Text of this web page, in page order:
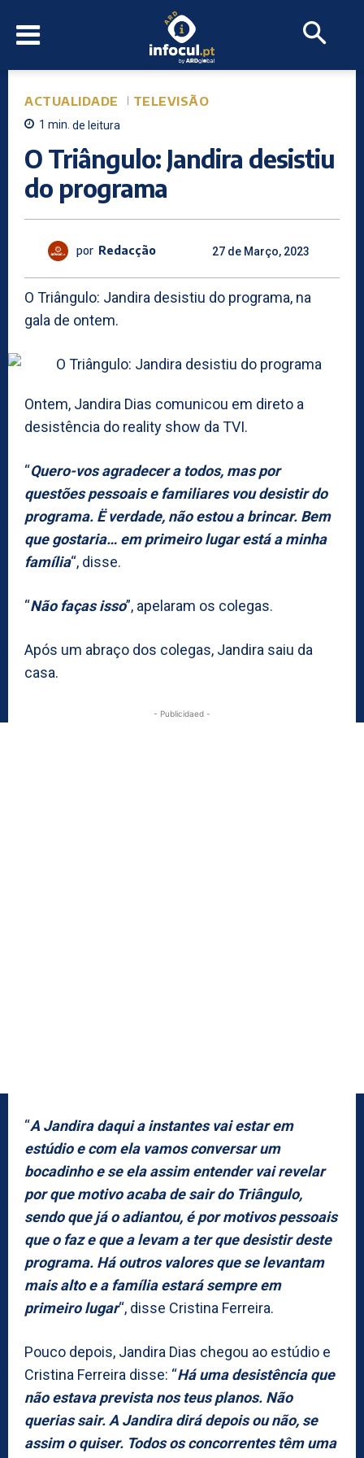
ACTUALIDADE TELEVISÃO
1 min. de leitura
O Triângulo: Jandira desistiu
do programa
por Redacção 27 de Março, 2023
O Triângulo: Jandira desistiu do programa, na
gala de ontem.
Ontem, Jandira Dias comunicou em direto a
desistência do reality show da TVI.
“Quero-vos agradecer a todos, mas por
questões pessoais e familiares vou desistir do
programa. Ë verdade, não estou a brincar. Bem
que gostaria… em primeiro lugar está a minha
família“, disse.
“Não faças isso”, apelaram os colegas.
Após um abraço dos colegas, Jandira saiu da
casa.
- Publicidaed -
“A Jandira daqui a instantes vai estar em
estúdio e com ela vamos conversar um
bocadinho e se ela assim entender vai revelar
por que motivo acaba de sair do Triângulo,
sendo que já o adiantou, é por motivos pessoais
que o faz e que a levam a ter que desistir deste
programa. Há outros valores que se levantam
mais alto e a família estará sempre em
primeiro lugar“, disse Cristina Ferreira.
Pouco depois, Jandira Dias chegou ao estúdio e
Cristina Ferreira disse: “Há uma desistência que
não estava prevista nos teus planos. Não
querias sair. A Jandira dirá depois ou não, se
assim o quiser. Todos os concorrentes têm uma